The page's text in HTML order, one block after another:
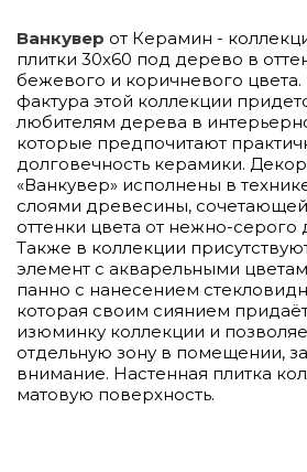
Ванкувер от Керамин -
плитки 30х60 под дерево в
бежевого и коричневого цвета.
фактура этой коллекции
любителям дерева в
которые предпочитают
долговечность керамики.
«Ванкувер» исполнены в
слоями древесины,
оттенки цвета от нежно-серого
Также в коллекции
элемент с акварельными
панно с нанесением
которая своим сиянием
изюминку коллекции и
отдельную зону в помещении,
внимание. Настенная плитка
матовую поверхность.